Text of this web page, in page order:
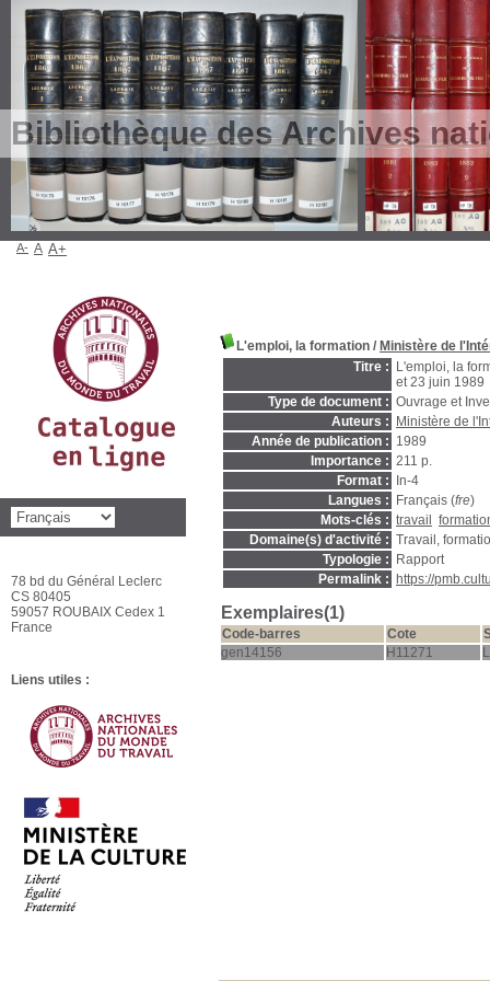
Bibliothèque des Archives
L'emploi, la formation / Ministère de
Titre :
L'emploi, la
et 23 juin 1989
Type de document : Ouvrage et
Auteurs :
Ministère de
Année de publication : 1989
Importance : 211 p.
Format :
In-4
Langues :
Français (fre)
Mots-clés : travail
Domaine(s) d'activité : Travail,
Typologie :
Rapport
Permalink :
https://
Exemplaires(1)
Code-barres Cote
gen14156
H11271
A- A A+
78 bd du Général Leclerc
CS 80405
59057 ROUBAIX Cedex 1
France
Liens utiles :